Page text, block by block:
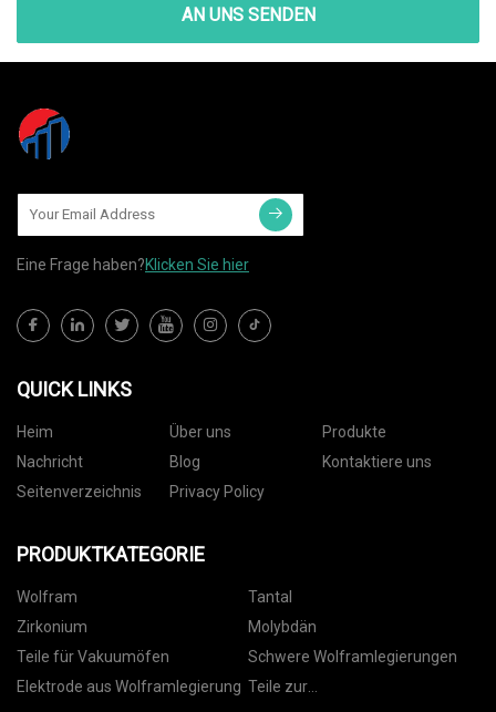
AN UNS SENDEN
Eine Frage haben?Klicken Sie hier
QUICK LINKS
Heim Über uns
Produkte
Nachricht
Blog
Kontaktiere uns
Seitenverzeichnis
Privacy Policy
PRODUKTKATEGORIE
Wolfram
Tantal
Zirkonium
Molybdän
Teile für Vakuumöfen
Schwere Wolframlegierungen
Elektrode aus Wolframlegierung Teile zur